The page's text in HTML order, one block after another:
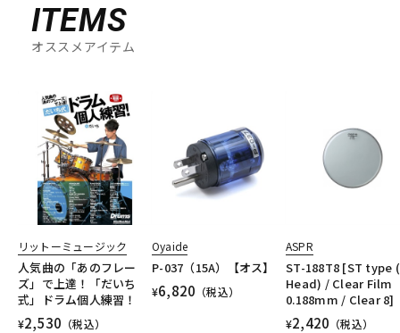
ITEMS
オススメアイテム
リットーミュージック
人気曲の「あのフレー
ズ」で上達！「だいち
式」ドラム個人練習！
¥2,530 （税込）
Oyaide
P-037（15A）【オス】
¥6,820 （税込）
ASPR
ST-188T8 [ST type
Head) / Clear Film
0.188mm / Clear 8]
¥2,420 （税込）